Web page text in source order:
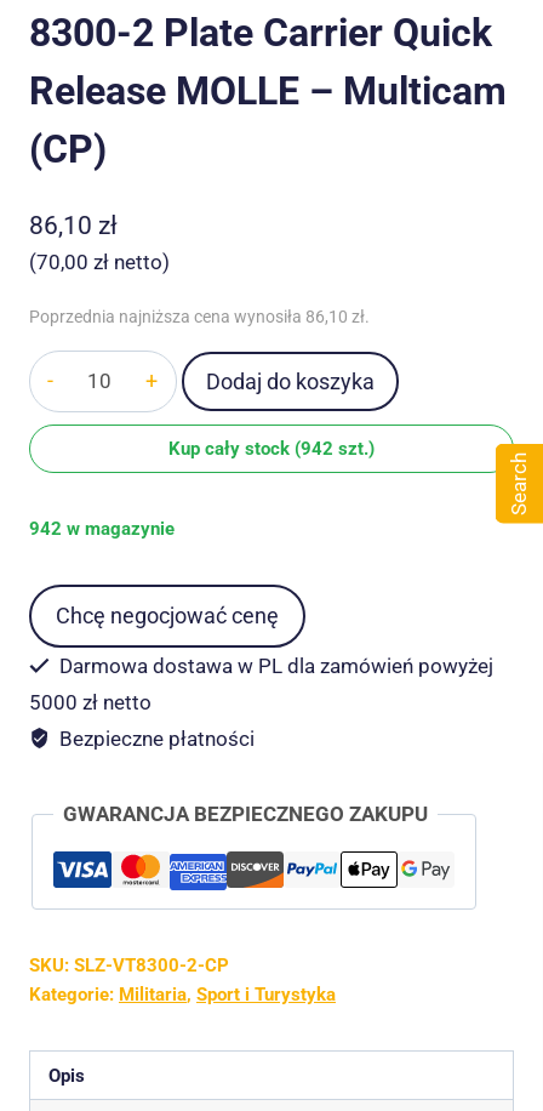
8300-2 Plate Carrier Quick
Release MOLLE – Multicam
(CP)
86,10 zł
(70,00 zł netto)
Poprzednia najniższa cena wynosiła 86,10 zł.
Kamizelka
taktyczna
VT-
2
Plate
Carrier
Quick
Release
Multicam
(CP)
Dodaj do koszyka
Kup cały stock (942 szt.)
942 w magazynie
Chcę negocjować cenę
Darmowa dostawa w PL dla zamówień powyżej
5000 zł netto
Bezpieczne płatności
GWARANCJA BEZPIECZNEGO ZAKUPU
SKU: SLZ-VT8300-2-CP
Kategorie: Militaria, Sport i Turystyka
Opis
Search